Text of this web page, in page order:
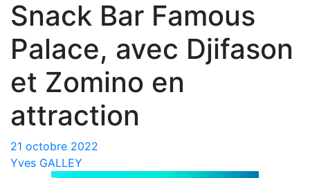
Snack Bar Famous
Palace, avec Djifason
et Zomino en
attraction
21 octobre 2022
Yves GALLEY